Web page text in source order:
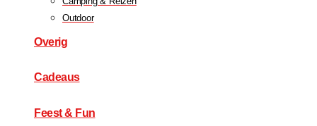
Outdoor
Overig
Cadeaus
Feest & Fun